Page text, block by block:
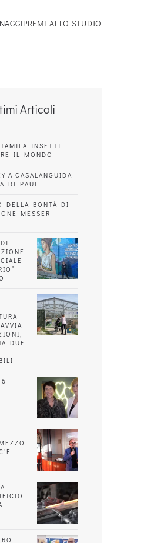
PREMI ALLO STUDIO
Articoli
INSETTI
IL MONDO
A CASALANGUIDA
DI PAUL
DELLA BONTÀ DI
MESSER
DUE